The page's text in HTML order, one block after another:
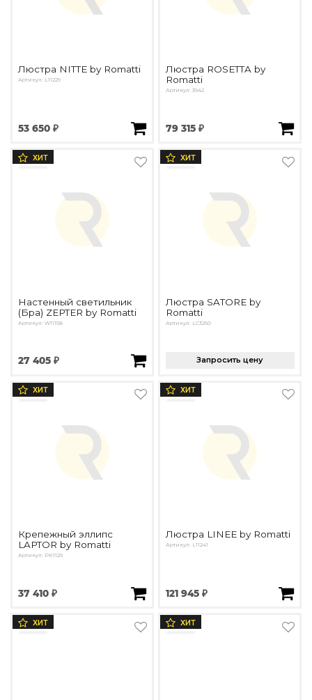
Люстра NITTE by Romatti
Артикул: L11229
53 650 ₽
Люстра ROSETTA by
Romatti
Артикул: 3942
79 315 ₽
ХИТ
Настенный светильник
(Бра) ZEPTER by Romatti
Артикул: W11158
27 405 ₽
ХИТ
Люстра SATORE by
Romatti
Артикул: LC3260
Запросить цену
ХИТ
Крепежный эллипс
LAPTOR by Romatti
Артикул: PK1129
37 410 ₽
ХИТ
Люстра LINEE by Romatti
Артикул: L11241
121 945 ₽
ХИТ ХИТ